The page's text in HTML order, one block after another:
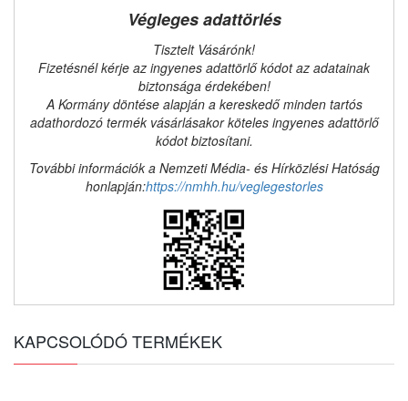
Végleges adattörlés
Tisztelt Vásárónk!
Fizetésnél kérje az ingyenes adattörlő kódot az adatainak
biztonsága érdekében!
A Kormány döntése alapján a kereskedő minden tartós
adathordozó termék vásárlásakor köteles ingyenes adattörlő
kódot biztosítani.
További információk a Nemzeti Média- és Hírközlési Hatóság
honlapján:https://nmhh.hu/veglegestorles
KAPCSOLÓDÓ TERMÉKEK